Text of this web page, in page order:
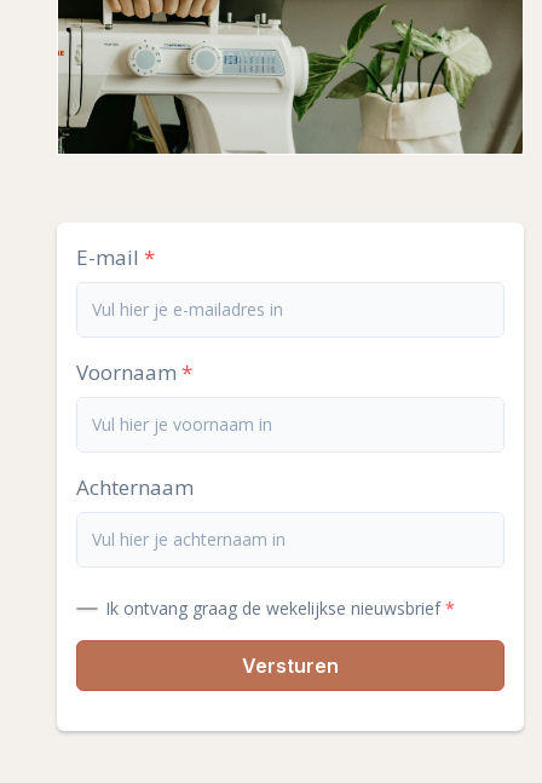
E-mail
Voornaam
Achternaam
Ik ontvang graag de wekelijkse nieuwsbrief
Versturen